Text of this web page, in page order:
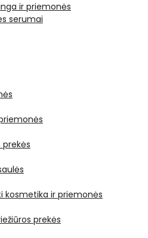
ir priemonės
serumai
prekės
kosmetika ir priemonės
prekės